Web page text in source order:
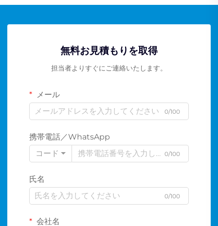
無料お見積もりを取得
担当者よりすぐにご連絡いたします。
メール
0/100
携帯電話／WhatsApp
コード
0/100
氏名
0/100
会社名